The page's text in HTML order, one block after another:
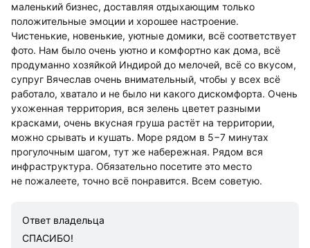
маленький бизнес, доставляя отдыхающим только
положительные эмоции и хорошее настроение.
Чистенькие, новенькие, уютные домики, всё соответствует
фото. Нам было очень уютно и комфортно как дома, всё
продуманно хозяйкой Индирой до мелочей, всё со вкусом,
супруг Вячеслав очень внимательный, чтобы у всех всё
работало, хватало и не было ни какого дискомфорта. Очень
ухоженная территория, вся зелень цветет разными
красками, очень вкусная груша растёт на территории,
можно срывать и кушать. Море рядом в 5−7 минутах
прогулочным шагом, тут же набережная. Рядом вся
инфраструктура. Обязательно посетите это место
не пожалеете, точно всё понравится. Всем советую.
Ответ владельца
СПАСИБО!